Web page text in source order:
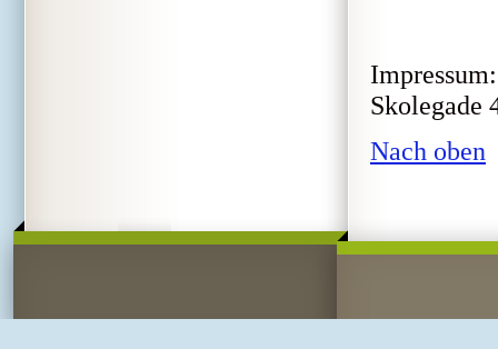
Skolegade
Nach oben